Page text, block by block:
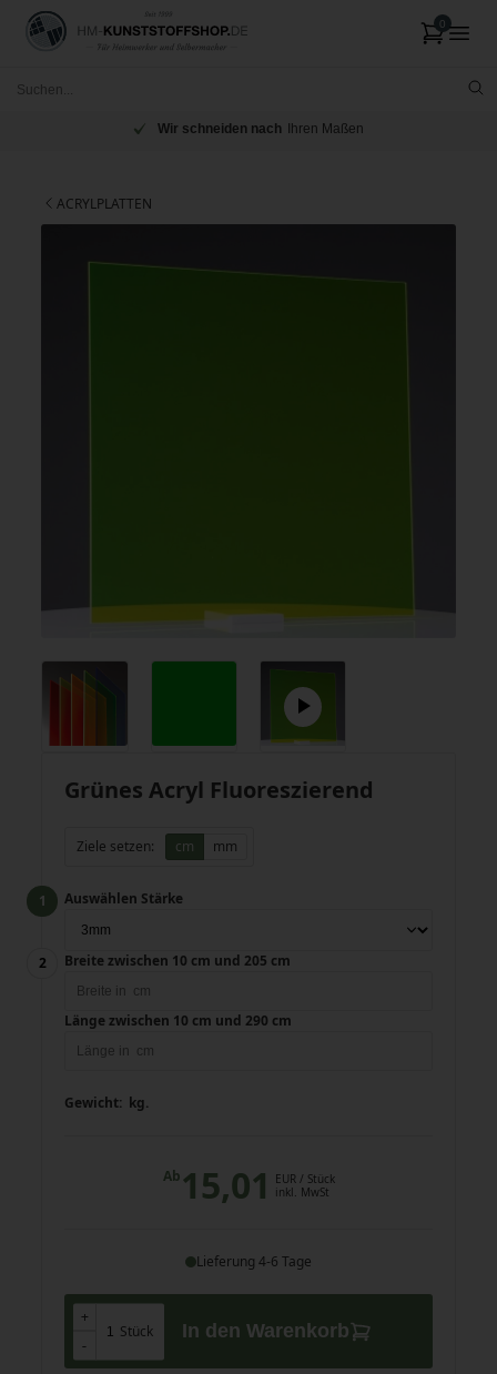
Wir schneiden nach Ihren Maßen
ACRYLPLATTEN
Grünes Acryl Fluoreszierend
Ziele setzen: cm mm
Auswählen Stärke
Breite zwischen 10 cm und 205 cm
Länge zwischen 10 cm und 290 cm
Gewicht: kg.
Ab15,01 EUR/ Stück
inkl. MwSt
Lieferung 4-6 Tage
+
-
Stück
+
-
In den Warenkorb